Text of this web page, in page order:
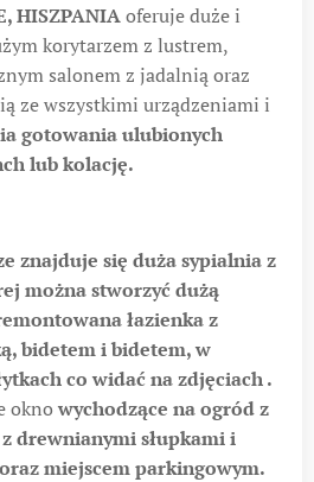
HISZPANIAoferuje duże i
korytarzem z lustrem,
salonem z jadalnią oraz
ze wszystkimi urządzeniami i
gotowania ulubionych
lub kolację.
znajduje się duża sypialnia z
można stworzyć dużą
łazienka z
bidetem i bidetem, w
co widać na zdjęciach .
oknowychodzące na ogród z
drewnianymi słupkami i
miejscem parkingowym.